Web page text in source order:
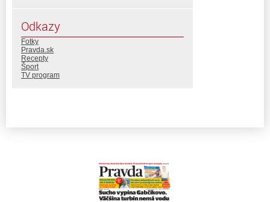
Odkazy
Fotky
Pravda.sk
Recepty
Šport
TV program